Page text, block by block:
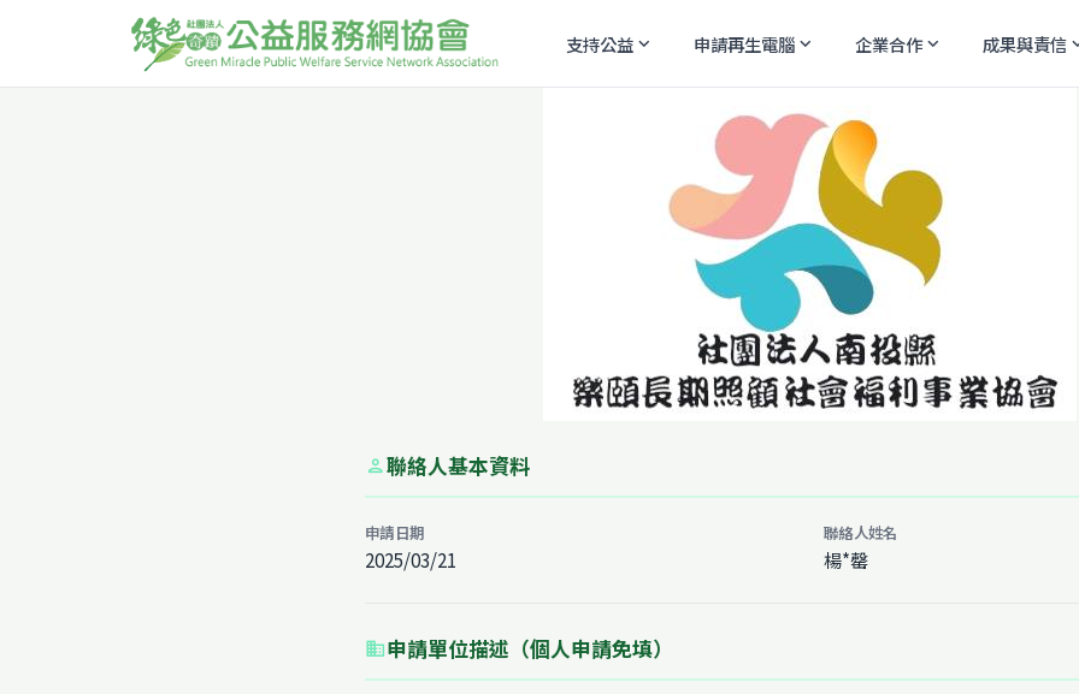
支持公益expand_more 申請再生電腦expand_more 企業合作expand_more 成果與責信
person聯絡人基本資料
申請日期
2025/03/21
聯絡人姓名
楊*罄
business申請單位描述（個人申請免填）